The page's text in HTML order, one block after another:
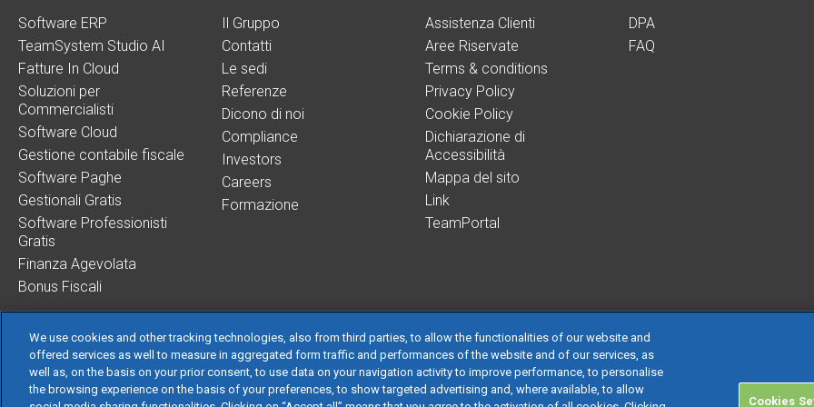
Software ERP
TeamSystem Studio AI
Fatture In Cloud
Soluzioni per
Commercialisti
Software Cloud
Gestione contabile fiscale
Software Paghe
Gestionali Gratis
Software Professionisti
Gratis
Finanza Agevolata
Bonus Fiscali
Il Gruppo
Contatti
Le sedi
Referenze
Dicono di noi
Compliance
Investors
Careers
Formazione
Assistenza Clienti
Aree Riservate
Terms & conditions
Privacy Policy
Cookie Policy
Dichiarazione di
Accessibilità
Mappa del sito
Link
TeamPortal
DPA
FAQ
TeamSystem S.p.A. società con socio unico soggetta all’attività di direzione e coordinamento di
S.p.A. - Cap. Soc. € 24.000.000 I.v. - C.C.I.A.A. delle Marche - P.I. 01035310414
We use cookies and other tracking technologies, also from third parties, to allow the functionalities of our website and
offered services as well to measure in aggregated form traffic and performances of the website and of our services, as
well as, on the basis on your prior consent, to use data on your navigation activity to improve performance, to personalise
the browsing experience on the basis of your preferences, to show targeted advertising and, where available, to allow
Cookies